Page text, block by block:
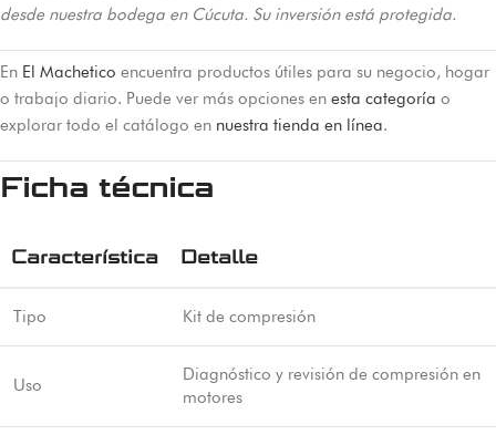
desde nuestra bodega en Cúcuta. Su inversión está protegida.
En El Machetico encuentra productos útiles para su negocio, hogar
o trabajo diario. Puede ver más opciones en esta categoría o
explorar todo el catálogo en nuestra tienda en línea.
Ficha técnica
Característica Detalle
Tipo Kit de compresión
Uso
Diagnóstico y revisión de compresión en
motores